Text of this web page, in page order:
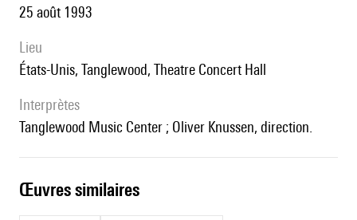
25 août 1993
lieu
États-Unis, Tanglewood, Theatre Concert Hall
interprètes
Tanglewood Music Center ; Oliver Knussen, direction.
œuvres similaires